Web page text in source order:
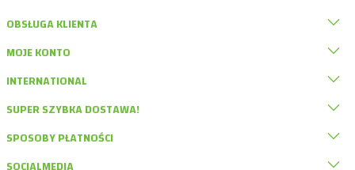
OBSŁUGA KLIENTA
MOJE KONTO
INTERNATIONAL
SUPER SZYBKA DOSTAWA!
SPOSOBY PŁATNOŚCI